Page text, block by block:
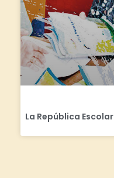
La República Escolar